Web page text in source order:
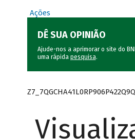
Ações
DÊ SUA OPINIÃO
Ajude-nos a aprimorar o site do
uma rápida pesquisa.